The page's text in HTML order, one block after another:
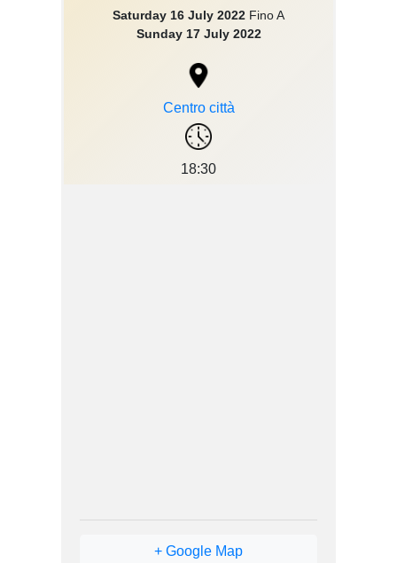
Saturday 16 July 2022 Fino A
Sunday 17 July 2022
Centro città
18:30
+ Google Map